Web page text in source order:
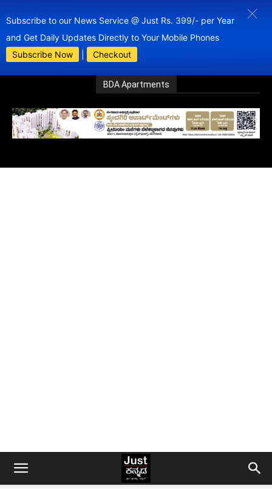
Subscribe to our News Service @ Just Rs. 399/- per Year
and Get Daily Updates Directly to Your Mobile Phones
Subscribe Now
Checkout
BDA Apartments